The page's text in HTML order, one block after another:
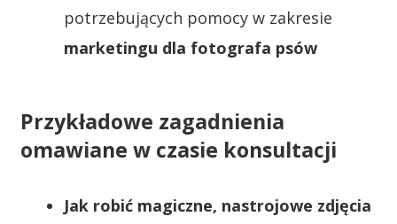
potrzebujących pomocy w zakresie
marketingu dla fotografa psów
Przykładowe zagadnienia
omawiane w czasie konsultacji
Jak robić magiczne, nastrojowe zdjęcia